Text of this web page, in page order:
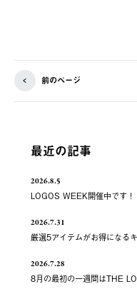
前のページ
最近の記事
2026.8.5
LOGOS WEEK開催中です！
2026.7.31
厳選5アイテムがお得になる
2026.7.28
8月の最初の一週間はTHE